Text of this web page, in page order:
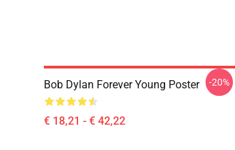
Bob Dylan Forever Young Poster
€ 18,21 - € 42,22
-20%